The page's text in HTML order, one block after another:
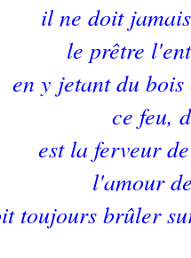
il ne doit
le prêtre
en y jetant du
ce feu,
est la ferveur
l'amour
toujours brûler